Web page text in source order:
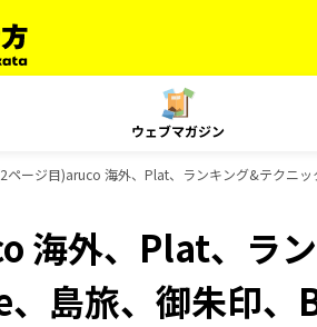
ウェブマガジン
ページ目)aruco 海外、Plat、ランキング&テクニ
海外、Plat、ラ
島旅、御朱印、